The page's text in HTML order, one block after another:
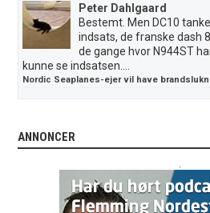
Peter Dahlgaard
Bestemt. Men DC10
indsats, de franske dash
de gange hvor N944ST
kunne se indsatsen....
Nordic Seaplanes-ejer vil have
ANNONCER